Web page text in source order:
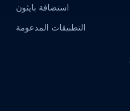
استضافة بايثون
التطبيقات المدعومة